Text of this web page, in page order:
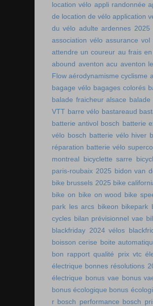
location vélo appli randonnée
de location de vélo application
du vélo adulte ardennes 2025
association vélo assurance vol
attendre un coureur au frais en
abound aventon acu aventon
Flow aérodynamisme cyclisme
bagage vélo bagages colorés
balade fraicheur alsace balade
VTT barre vélo bastareaud
batterie antivol bosch batterie
vélo bosch batterie vélo hiver
réparation batterie vélo
montreal
bicyclette sarre
paris-roubaix 2025 bidon van
bike brussels 2025 bike
bike on bike on wood bike
park les arcs bikeon bikepark
cycles bilan prévisionnel vae
blackfriday 2024 vélos
boisson cerise boite
bon rapport qualité prix vtc
électrique bonnes résolutions
électrique bonus vae bonus
bonus écologique bonus
r bosch performance bosch